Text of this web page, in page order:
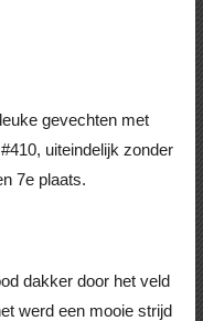
gevechten met
uiteindelijk zonder
7e plaats.
dakker door het veld
werd een mooie strijd